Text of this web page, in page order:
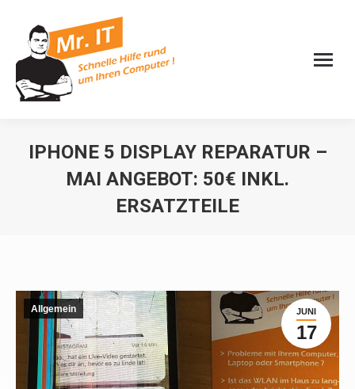
IPHONE 5 DISPLAY REPARATUR –
MAI ANGEBOT: 50€ INKL.
ERSATZTEILE
JUNI
17
Allgemein